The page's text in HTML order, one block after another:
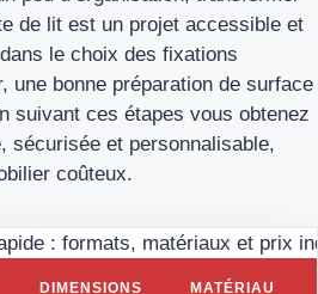
de lit est un projet accessible et
le choix des fixations
une bonne préparation de surface
suivant ces étapes vous obtenez
sécurisée et personnalisable,
coûteux.
: formats, matériaux et prix
DIMENSIONS MATÉRIAU